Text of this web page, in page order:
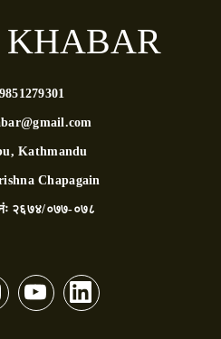
KHABAR
Kathmandu
Chapagain
२६७४/०७७-०७८